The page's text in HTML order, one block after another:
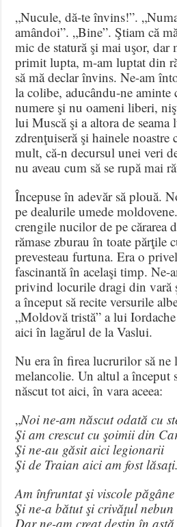
„Nucule, dă-te învins!”.
amândoi”. „Bine”. Ştiam că
mic de statură şi mai uşor, dar
primit lupta, m-am luptat din
să mă declar învins. Ne-am
la colibe, aducându-ne aminte
numere şi nu oameni liberi,
lui Muscă şi a altora de seama
zdrenţuiseră şi hainele noastre
mult, că-n decursul unei veri
nu aveau cum să se rupă mai
Începuse în adevăr să plouă.
pe dealurile umede
crengile nucilor de pe cărarea
rămase zburau în toate părţile
prevesteau furtuna. Era o
fascinantă în acelaşi timp.
privind locurile dragi din vară
a început să recite versurile
„Moldovă tristă” a lui
aici în lagărul de la Vaslui.
Nu era în firea lucrurilor să ne
melancolie. Un altul a început
născut tot aici, în vara aceea:
„Noi ne-am născut odată cu
Şi am crescut cu şoimii din
Şi ne-au găsit aici legionarii
Şi de Traian aici am fost lăsaţi.
Am înfruntat şi viscole păgâne
Şi ne-a bătut şi crivăţul nebun
Dar ne-am creat destin în astă